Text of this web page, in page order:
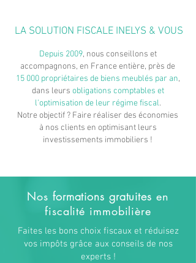
LA SOLUTION FISCALE INELYS & VOUS
Depuis 2009, nous conseillons et
accompagnons, en France entière, près de
15 000 propriétaires de biens meublés par an,
dans leurs obligations comptables et
l'optimisation de leur régime fiscal.
Notre objectif ? Faire réaliser des économies
à nos clients en optimisant leurs
investissements immobiliers !
Nos formations gratuites en
fiscalité immobilière
Faites les bons choix fiscaux et réduisez
vos impôts grâce aux conseils de nos
experts !